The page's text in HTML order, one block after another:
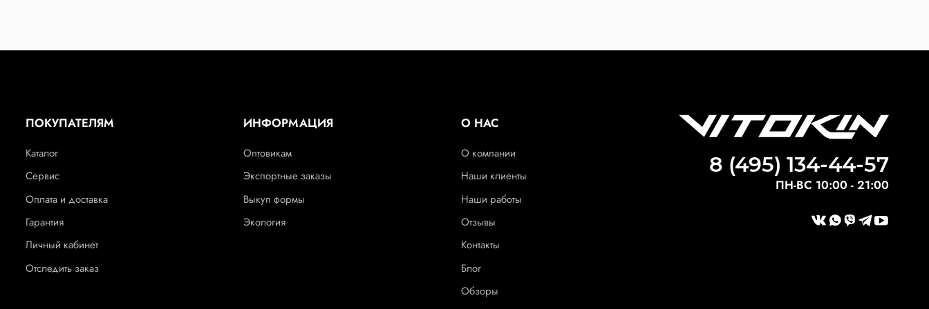
ПОКУПАТЕЛЯМ
Каталог
Сервис
Оплата и доставка
Гарантия
Личный кабинет
Отследить заказ
ИНФОРМАЦИЯ
Оптовикам
Экспортные заказы
Выкуп формы
Экология
О НАС
О компании
Наши клиенты
Наши работы
Отзывы
Контакты
Блог
Обзоры
8 (495) 134-44-57
ПН-ВС 10:00 - 21:00